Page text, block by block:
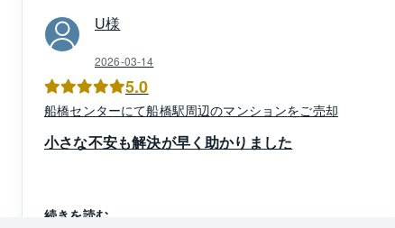
U様
2026-03-14
5.0
船橋センターにて船橋駅周辺のマンションをご売却
小さな不安も解決が早く助かりました
続きを読む